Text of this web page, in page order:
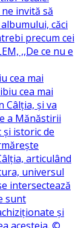
cea mai